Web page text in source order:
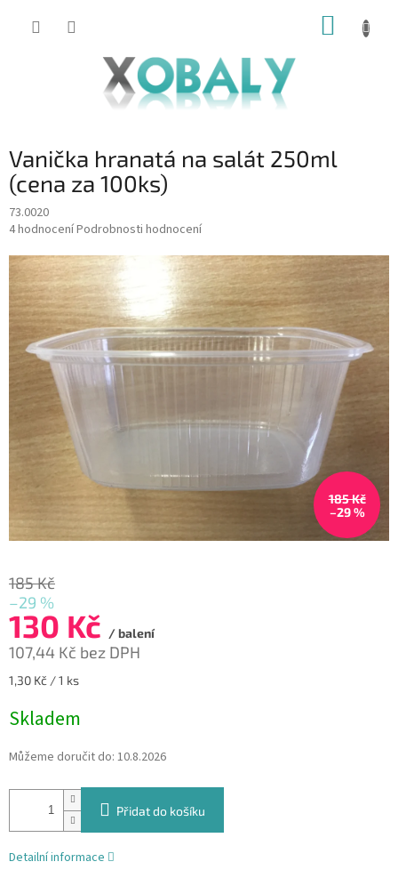
KOŠÍK
Vanička hranatá na salát 250ml
(cena za 100ks)
73.0020
Průměrné
produktu
je
5,0
z
5
hvězdiček.
4 hodnoceníPodrobnosti hodnocení
185 Kč
–29 %
185 Kč
–29 %
130 Kč / balení
107,44 Kč bez DPH
Měrná
1,30 Kč / 1 ks
Skladem
Můžeme doručit do: 10.8.2026
Přidat do košíku
Detailní informace